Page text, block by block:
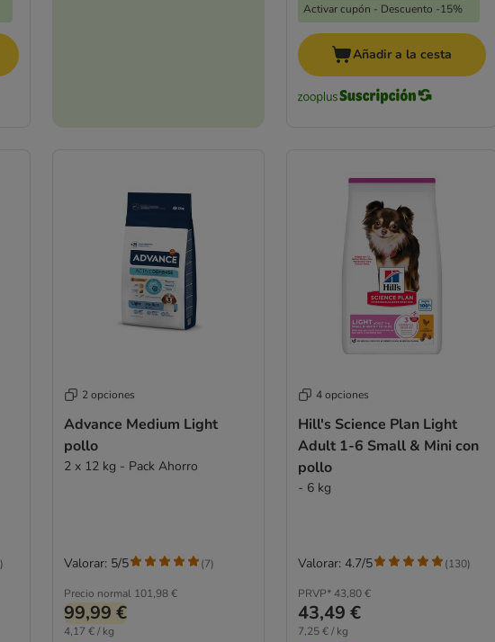
Activar cupón - Descuento -15%
Añadir a la cesta
)
2 opciones
Advance Medium Light
pollo
2 x 12 kg - Pack Ahorro
Precio normal 101,98 €
99,99 €
4,17 € / kg
Valorar: 5/5 (7)
4 opciones
Hill's Science Plan Light
Adult 1-6 Small & Mini con
pollo
- 6 kg
PRVP* 43,80 €
43,49 €
7,25 € / kg
Valorar: 4.7/5 (130)